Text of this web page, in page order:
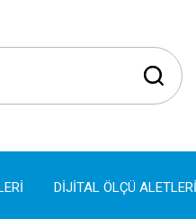
DİJİTAL ÖLÇÜ ALETLERİ